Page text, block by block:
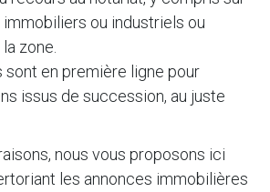
ou industriels ou
zone.
sont en première ligne pour
issus de succession, au juste
nous vous proposons ici
les annonces immobilières